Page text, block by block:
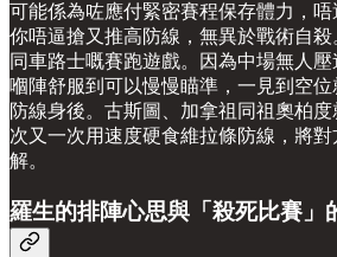
可能係為咗應付緊密賽程保存體力，
你唔逼搶又推高防線，無異於戰術自
同車路士嘅賽跑遊戲。因為中場無人
嗰陣舒服到可以慢慢瞄準，一見到空
防線身後。古斯圖、加拿祖同祖奧柏
次又一次用速度硬食維拉條防線，將
解。
羅生的排陣心思與「殺死比賽」